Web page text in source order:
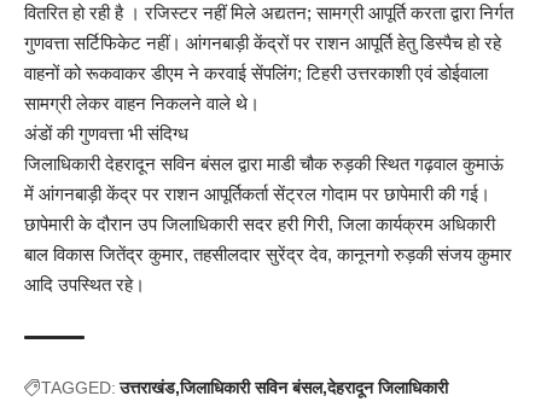
वितरित हो रही है । रजिस्टर नहीं मिले अद्यतन; सामग्री आपूर्ति करता द्वारा निर्गत
गुणवत्ता सर्टिफिकेट नहीं। आंगनबाड़ी केंद्रों पर राशन आपूर्ति हेतु डिस्पैच हो रहे
वाहनों को रूकवाकर डीएम ने करवाई सेंपलिंग; टिहरी उत्तरकाशी एवं डोईवाला
सामग्री लेकर वाहन निकलने वाले थे।
अंडों की गुणवत्ता भी संदिग्ध
जिलाधिकारी देहरादून सविन बंसल द्वारा माडी चौक रुड़की स्थित गढ़वाल कुमाऊं
में आंगनबाड़ी केंद्र पर राशन आपूर्तिकर्ता सेंट्रल गोदाम पर छापेमारी की गई।
छापेमारी के दौरान उप जिलाधिकारी सदर हरी गिरी, जिला कार्यक्रम अधिकारी
बाल विकास जितेंद्र कुमार, तहसीलदार सुरेंद्र देव, कानूनगो रुड़की संजय कुमार
आदि उपस्थित रहे।
TAGGED: उत्तराखंड जिलाधिकारी सविन बंसल देहरादून जिलाधिकारी